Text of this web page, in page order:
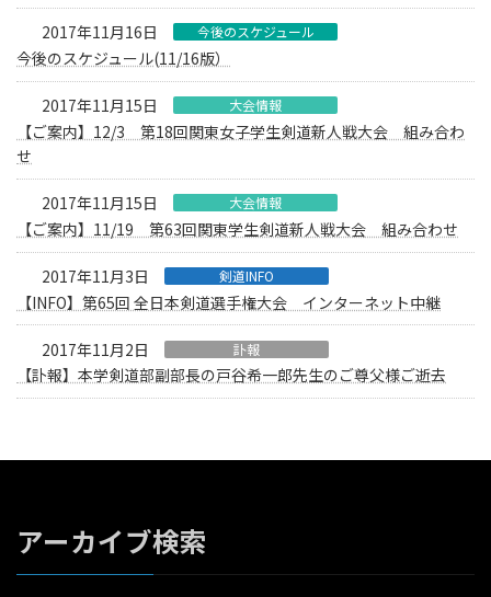
2017年11月16日 今後のスケジュール
今後のスケジュール(11/16版）
2017年11月15日 大会情報
【ご案内】12/3 第18回関東女子学生剣道新人戦大会 組み合わ
せ
2017年11月15日 大会情報
【ご案内】11/19 第63回関東学生剣道新人戦大会 組み合わせ
2017年11月3日 剣道INFO
【INFO】第65回 全日本剣道選手権大会 インターネット中継
2017年11月2日 訃報
【訃報】本学剣道部副部長の戸谷希一郎先生のご尊父様ご逝去
アーカイブ検索